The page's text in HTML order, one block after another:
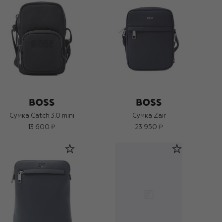
Сумка Catch 3.0 mini
13 600 ₽
Сумка Zair
23 950 ₽